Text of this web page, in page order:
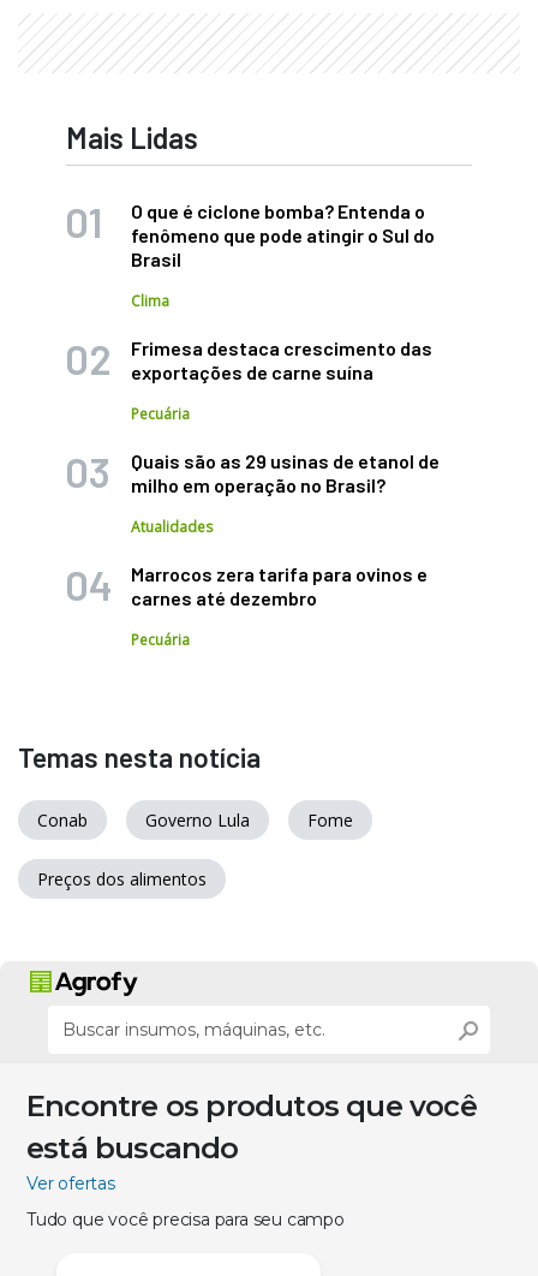
Mais Lidas
O que é ciclone bomba? Entenda o
fenômeno que pode atingir o Sul do
Brasil
Clima
Frimesa destaca crescimento das
exportações de carne suína
Pecuária
Quais são as 29 usinas de etanol de
milho em operação no Brasil?
Atualidades
Marrocos zera tarifa para ovinos e
carnes até dezembro
Pecuária
Temas nesta notícia
Conab Governo Lula Fome
Preços dos alimentos
Encontre os produtos que você
está buscando
Ver ofertas
Tudo que você precisa para seu campo